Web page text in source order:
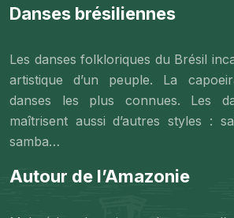
Danses brésiliennes
Les danses folkloriques du Brésil
artistique d’un peuple. La
danses les plus connues. Les
maîtrisent aussi d’autres styles :
samba…
Autour de l’Amazonie